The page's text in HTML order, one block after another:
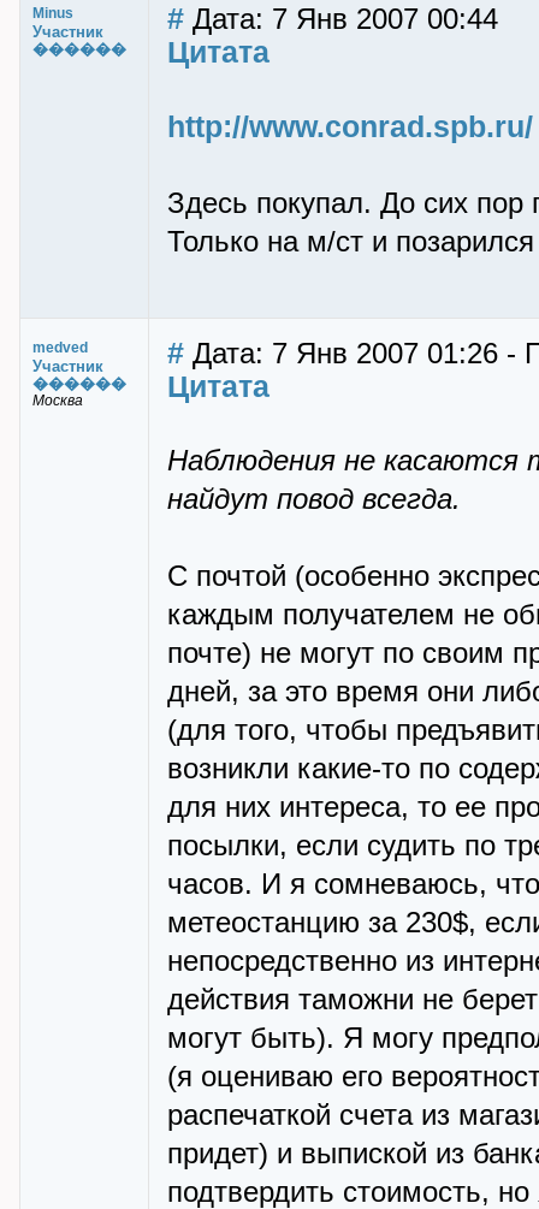
Minus
Участник
������
# Дата: 7 Янв 2007 00:44
Цитата
http://www.conrad.spb.ru/
Здесь покупал. До сих пор
Только на м/ст и
medved
Участник
������
Москва
# Дата: 7 Янв 2007 01:26 -
Цитата
Наблюдения не касаются
найдут повод всегда.
C почтой (особенно
каждым получателем не
почте) не могут по своим
дней, за это время они
(для того, чтобы
возникли какие-то по
для них интереса, то ее
посылки, если судить по
часов. И я сомневаюсь,
метеостанцию за 230$,
непосредственно из
действия таможни не
могут быть). Я могу
(я оцениваю его
распечаткой счета из
придет) и выпиской из
подтвердить стоимость,